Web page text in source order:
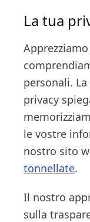
La tua
personali.
privacy
le vostre
nostro sito
tonnellate.
Il nostro
sulla